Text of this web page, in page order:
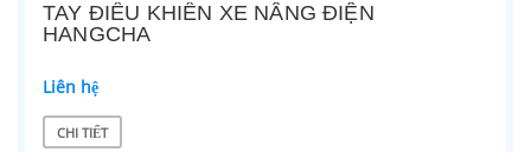
TAY ĐIỀU KHIỂN XE NÂNG ĐIỆN
HANGCHA
Liên hệ
CHI TIẾT